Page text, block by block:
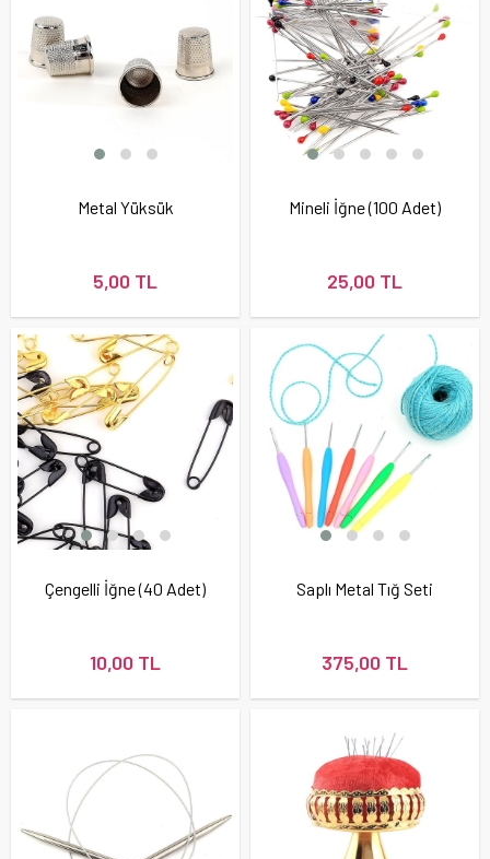
Metal Yüksük
5,00 TL
Mineli İğne (100 Adet)
25,00 TL
Çengelli İğne (40 Adet)
10,00 TL
Saplı Metal Tığ Seti
375,00 TL